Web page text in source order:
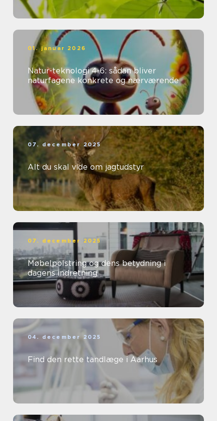
01. januar 2026
Natur-teknologi 4-6: sådan bliver
naturfagene konkrete og nærværende
07. december 2025
Alt du skal vide om jagtudstyr
07. december 2025
Møbelpolstring og dens betydning i
dagens indretning
04. december 2025
Find den rette tandlæge i Aarhus